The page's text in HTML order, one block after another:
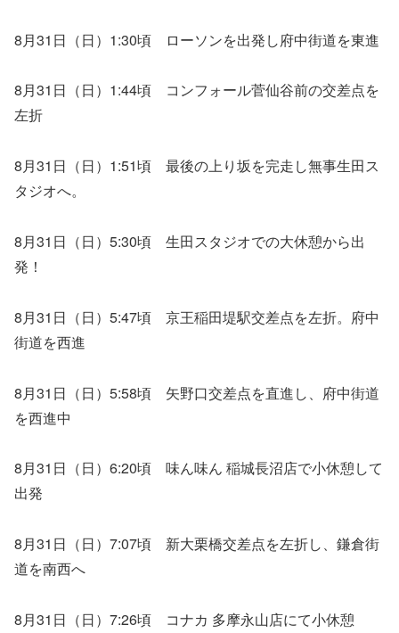
8月31日（日）1:30頃 ローソンを出発し府中街道を東進
8月31日（日）1:44頃 コンフォール菅仙谷前の交差点を
左折
8月31日（日）1:51頃 最後の上り坂を完走し無事生田ス
タジオへ。
8月31日（日）5:30頃 生田スタジオでの大休憩から出
発！
8月31日（日）5:47頃 京王稲田堤駅交差点を左折。府中
街道を西進
8月31日（日）5:58頃 矢野口交差点を直進し、府中街道
を西進中
8月31日（日）6:20頃 味ん味ん 稲城長沼店で小休憩して
出発
8月31日（日）7:07頃 新大栗橋交差点を左折し、鎌倉街
道を南西へ
8月31日（日）7:26頃 コナカ 多摩永山店にて小休憩